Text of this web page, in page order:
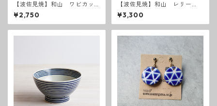
【波佐見焼】和山 ワビカッ
プ スリム - オリエンタルブ
ラック -
¥2,750
【波佐見焼】和山 レリー
フ・フラワーパレード 盛
皿 うす瑠璃
¥3,300